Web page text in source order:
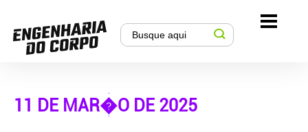
11 DE MAR�O DE 2025